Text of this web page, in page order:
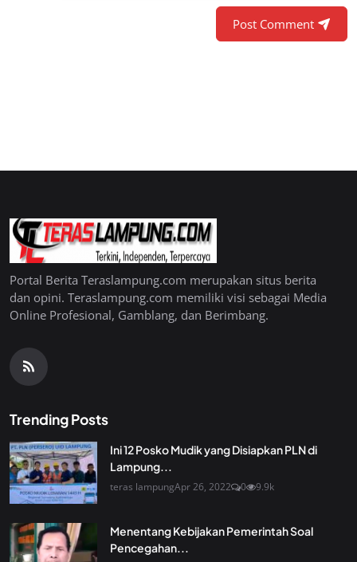
Post Comment
Portal Berita Teraslampung.com merupakan situs berita
dan opini. Teraslampung.com memiliki visi sebagai Media
Online Profesional, Gamblang, dan Berimbang.
Trending Posts
Ini 12 Posko Mudik yang Disiapkan PLN di
Lampung...
teras lampungApr 26, 2022 0 9.9k
Menentang Kebijakan Pemerintah Soal
Pencegahan...